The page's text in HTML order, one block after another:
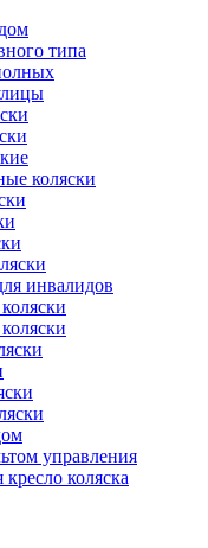
типа
коляски
инвалидов
управления
коляска